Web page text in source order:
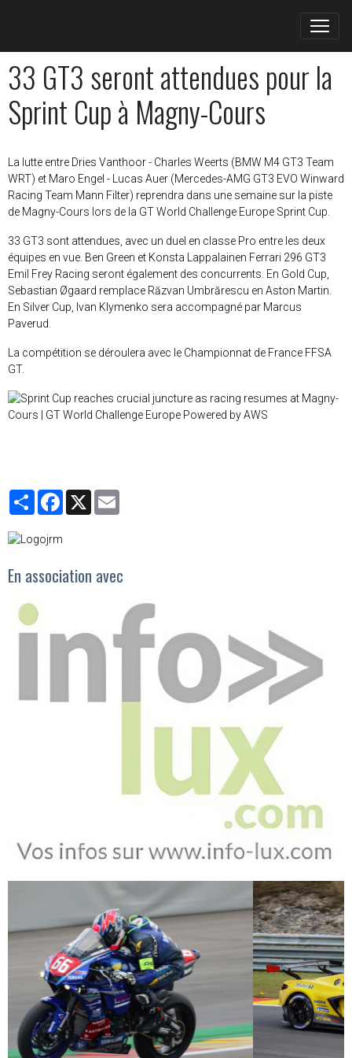
33 GT3 seront attendues pour la
Sprint Cup à Magny-Cours
La lutte entre Dries Vanthoor - Charles Weerts (BMW M4 GT3 Team
WRT) et Maro Engel - Lucas Auer (Mercedes-AMG GT3 EVO Winward
Racing Team Mann Filter) reprendra dans une semaine sur la piste
de Magny-Cours lors de la GT World Challenge Europe Sprint Cup.
33 GT3 sont attendues, avec un duel en classe Pro entre les deux
équipes en vue. Ben Green et Konsta Lappalainen Ferrari 296 GT3
Emil Frey Racing seront également des concurrents. En Gold Cup,
Sebastian Øgaard remplace Răzvan Umbrărescu en Aston Martin.
En Silver Cup, Ivan Klymenko sera accompagné par Marcus
Paverud.
La compétition se déroulera avec le Championnat de France FFSA
GT.
PartagerFacebook
X
En association avec